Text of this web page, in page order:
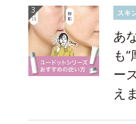
スキ
あ
も
ー
え